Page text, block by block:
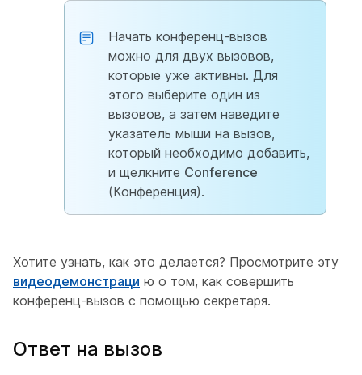
Начать конференц-вызов
можно для двух вызовов,
которые уже активны. Для
этого выберите один из
вызовов, а затем наведите
указатель мыши на вызов,
который необходимо добавить,
и щелкните Conference
(Конференция).
Хотите узнать, как это делается? Просмотрите эту
видеодемонстраци ю о том, как совершить
конференц-вызов с помощью секретаря.
Ответ на вызов